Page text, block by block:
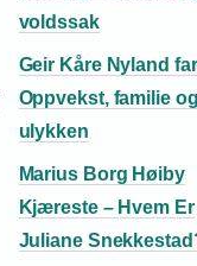
voldssak
Geir Kåre Nyland
Oppvekst, familie
ulykken
Marius Borg Høiby
Kjæreste – Hvem Er
Juliane